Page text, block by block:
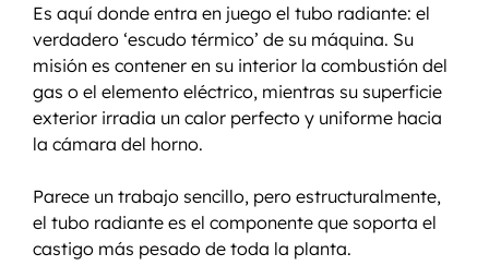
Es aquí donde entra en juego el tubo radiante: el
verdadero ‘escudo térmico’ de su máquina. Su
misión es contener en su interior la combustión del
gas o el elemento eléctrico, mientras su superficie
exterior irradia un calor perfecto y uniforme hacia
la cámara del horno.
Parece un trabajo sencillo, pero estructuralmente,
el tubo radiante es el componente que soporta el
castigo más pesado de toda la planta.